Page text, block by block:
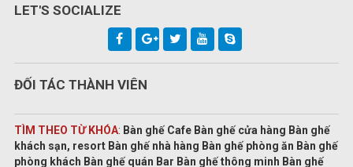
LET'S SOCIALIZE
ĐỐI TÁC THÀNH VIÊN
TÌM THEO TỪ KHÓA: Bàn ghế Cafe Bàn ghế cửa hàng Bàn ghế
khách sạn, resort Bàn ghế nhà hàng Bàn ghế phòng ăn Bàn ghế
phòng khách Bàn ghế quán Bar Bàn ghế thông minh Bàn ghế